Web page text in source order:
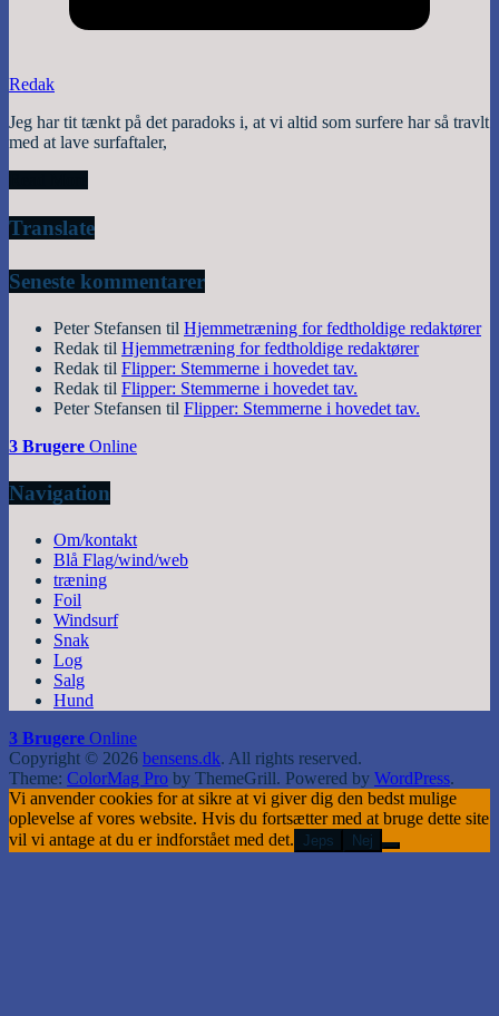
Redak
Jeg har tit tænkt på det paradoks i, at vi altid som surfere har så travlt
med at lave surfaftaler,
Translate
Seneste kommentarer
Peter Stefansen til Hjemmetræning for fedtholdige redaktører
Redak til Hjemmetræning for fedtholdige redaktører
Redak til Flipper: Stemmerne i hovedet tav.
Redak til Flipper: Stemmerne i hovedet tav.
Peter Stefansen til Flipper: Stemmerne i hovedet tav.
3 Brugere Online
Navigation
Om/kontakt
Blå Flag/wind/web
træning
Foil
Windsurf
Snak
Log
Salg
Hund
3 Brugere Online
Copyright © 2026 bensens.dk. All rights reserved.
Theme: ColorMag Pro by ThemeGrill. Powered by WordPress.
Vi anvender cookies for at sikre at vi giver dig den bedst mulige
oplevelse af vores website. Hvis du fortsætter med at bruge dette site
vil vi antage at du er indforstået med det. Jeps Nej